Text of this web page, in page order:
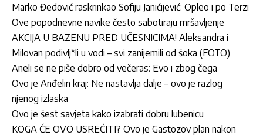
Marko Đedović raskrinkao Sofiju Janićijević: Opleo i po Terzi
Ove popodnevne navike često sabotiraju mršavljenje
AKCIJA U BAZENU PRED UČESNICIMA! Aleksandra i
Milovan podivlj*li u vodi – svi zanijemili od šoka (FOTO)
Aneli se ne piše dobro od večeras: Evo i zbog čega
Ovo je Anđelin kraj: Ne nastavlja dalje – ovo je razlog
njenog izlaska
Ovo je šest savjeta kako izabrati dobru lubenicu
KOGA ĆE OVO USREĆITI? Ovo je Gastozov plan nakon